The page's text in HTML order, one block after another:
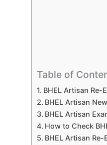
Table of
BHEL Artisan
BHEL Artisan
BHEL Artisan
How to Check
BHEL Artisan